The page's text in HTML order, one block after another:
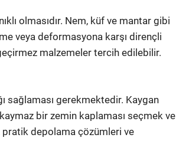
olmasıdır. Nem, küf ve mantar gibi
veya deformasyona karşı dirençli
malzemeler tercih edilebilir.
sağlaması gerekmektedir. Kaygan
bir zemin kaplaması seçmek ve
pratik depolama çözümleri ve